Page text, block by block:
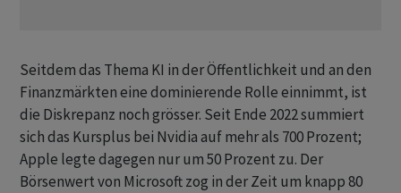
Seitdem das Thema KI in der Öffentlichkeit und an den
Finanzmärkten eine dominierende Rolle einnimmt, ist
die Diskrepanz noch grösser. Seit Ende 2022 summiert
sich das Kursplus bei Nvidia auf mehr als 700 Prozent;
Apple legte dagegen nur um 50 Prozent zu. Der
Börsenwert von Microsoft zog in der Zeit um knapp 80